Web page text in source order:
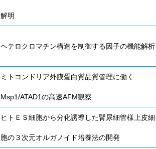
解明
ヘテロクロマチン構造を制御する因子の機能解析
ミトコンドリア外膜蛋白質品質管理に働く
Msp1/ATAD1の高速AFM観察
ヒトＥＳ細胞から分化誘導した腎尿細管様上皮細
胞の３次元オルガノイド培養法の開発